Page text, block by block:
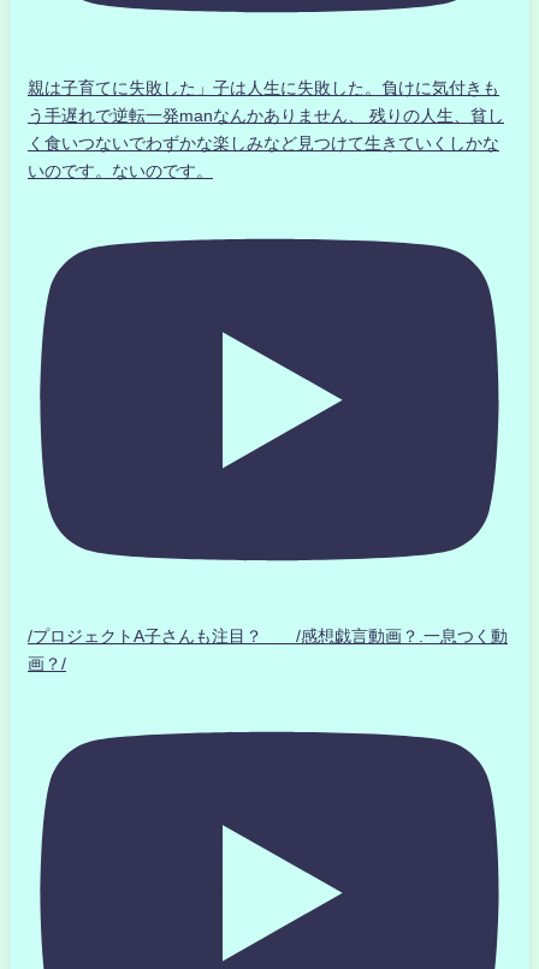
親は子育てに失敗した」子は人生に失敗した。負けに気付きも
う手遅れで逆転一発manなんかありません、 残りの人生、貧し
く食いつないでわずかな楽しみなど見つけて生きていくしかな
いのです。ないのです。
/プロジェクトA子さんも注目？ /感想戯言動画？.一息つく動
画？/